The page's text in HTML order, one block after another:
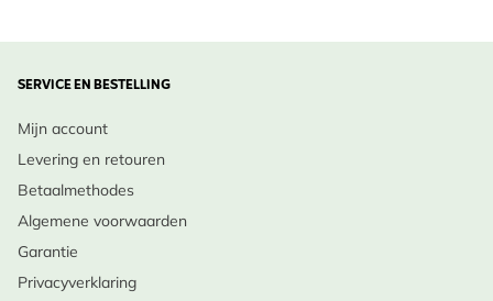
SERVICE EN BESTELLING
Mijn account
Levering en retouren
Betaalmethodes
Algemene voorwaarden
Garantie
Privacyverklaring